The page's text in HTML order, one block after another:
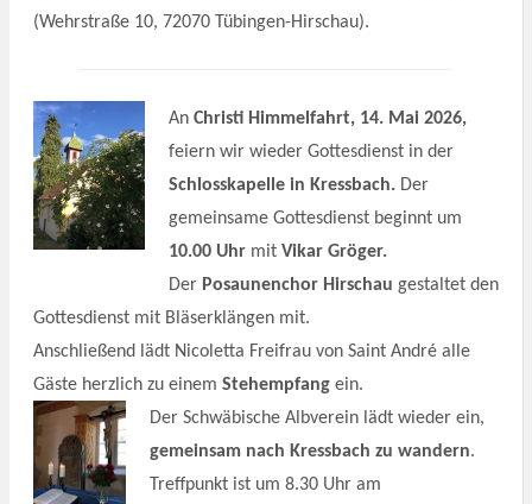
(Wehrstraße 10, 72070 Tübingen-Hirschau).
An Christi Himmelfahrt, 14. Mai 2026,
feiern wir wieder Gottesdienst in der
Schlosskapelle in Kressbach.Der
gemeinsame Gottesdienst beginnt um
10.00 Uhrmit Vikar Gröger.
Der Posaunenchor Hirschau gestaltet den
Gottesdienst mit Bläserklängen mit.
Anschließend lädt Nicoletta Freifrau von Saint André alle
Gäste herzlich zu einem Stehempfangein.
Der Schwäbische Albverein lädt wieder ein,
gemeinsam nach Kressbach zu wandern.
Treffpunkt ist um 8.30 Uhr am